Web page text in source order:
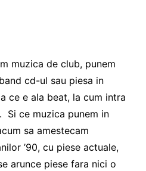
muzica de club, punem
cd-ul sau piesa in
ce e ala beat, la cum intra
Si ce muzica punem in
sa amestecam
’90, cu piese actuale,
arunce piese fara nici o